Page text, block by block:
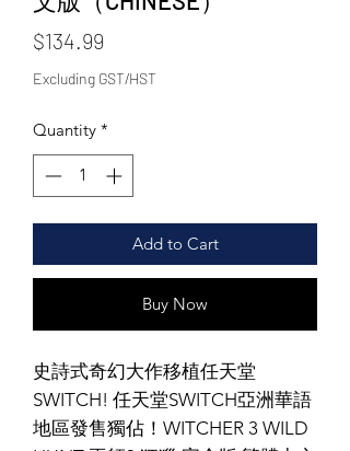
$134.99
Excluding GST/HST
Quantity *
Add to Cart
Buy Now
史詩式奇幻大作移植任天堂
SWITCH! 任天堂SWITCH亞洲華語
地區發售獨佔！WITCHER 3 WILD